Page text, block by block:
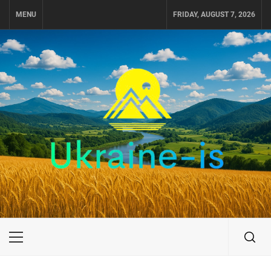
MENU FRIDAY, AUGUST 7, 2026
UKRAINE-IS
ПОДОРОЖI ПО УКРАЇНІ
Primary